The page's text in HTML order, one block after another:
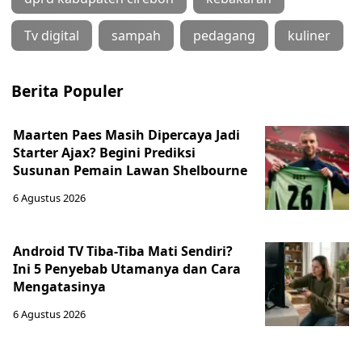
Tv digital sampah pedagang kuliner
Berita Populer
Maarten Paes Masih Dipercaya Jadi
Starter Ajax? Begini Prediksi
Susunan Pemain Lawan Shelbourne
6 Agustus 2026
Android TV Tiba-Tiba Mati Sendiri?
Ini 5 Penyebab Utamanya dan Cara
Mengatasinya
6 Agustus 2026